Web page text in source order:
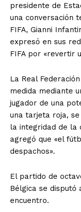
presidente de
una conversación
FIFA, Gianni
expresó en sus
FIFA por «revertir
La Real
medida mediante
jugador de una
una tarjeta roja,
la integridad de la
agregó que «el
despachos».
El partido de
Bélgica se disputó
encuentro.